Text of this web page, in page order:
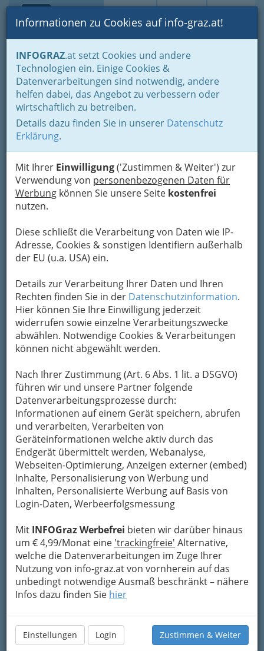
Suche Login Toggle
Informationen zu Cookies auf info-graz.at!
INFOGRAZ.at setzt Cookies und andere
Technologien ein. Einige Cookies &
Datenverarbeitungen sind notwendig, andere
helfen dabei, das Angebot zu verbessern oder
wirtschaftlich zu betreiben.
Details dazu finden Sie in unserer Datenschutz
Erklärung.
Mit Ihrer Einwilligung('Zustimmen & Weiter') zur
Verwendung von personenbezogenen Daten für
Werbung können Sie unsere Seite kostenfrei
nutzen.
Diese schließt die Verarbeitung von Daten wie IP-
Adresse, Cookies & sonstigen Identifiern außerhalb
der EU (u.a. USA) ein.
Details zur Verarbeitung Ihrer Daten und Ihren
Rechten finden Sie in der Datenschutzinformation.
Hier können Sie Ihre Einwilligung jederzeit
widerrufen sowie einzelne Verarbeitungszwecke
abwählen. Notwendige Cookies & Verarbeitungen
können nicht abgewählt werden.
Nach Ihrer Zustimmung (Art. 6 Abs. 1 lit. a DSGVO)
führen wir und unsere Partner folgende
Datenverarbeitungsprozesse durch:
Informationen auf einem Gerät speichern, abrufen
und verarbeiten, Verarbeiten von
Geräteinformationen welche aktiv durch das
Endgerät übermittelt werden, Webanalyse,
Webseiten-Optimierung, Anzeigen externer (embed)
Inhalte, Personalisierung von Werbung und
Inhalten, Personalisierte Werbung auf Basis von
Login-Daten, Werbeerfolgsmessung
Mit INFOGraz Werbefrei bieten wir darüber hinaus
um € 4,99/Monat eine 'trackingfreie' Alternative,
welche die Datenverarbeitungen im Zuge Ihrer
Nutzung von info-graz.at von vornherein auf das
unbedingt notwendige Ausmaß beschränkt – nähere
Infos dazu finden Sie hier
Einstellungen Login Zustimmen & Weiter
Home Startseite Apothekenbereitschaft
Apotheke Kumberg
Grazer Straße 48 i, 8062 Kumberg
+43 3132 211 77
+43 3132 211 77 - 11
Karte
Karte anzeigen
Kontaktaufnahme
Um die Info-Graz Firmen
Übermittlung Ihrer Nachricht ein sicheres
Formular. Ihre Nachricht wird nach dem
Absenden umgehend per Mail an das
Unternehmen Apotheke Kumberg weitergeleitet.
Mein Name
Meine Email Adresse
Mein Betreff
Meine Nachricht
Meine Nachricht senden